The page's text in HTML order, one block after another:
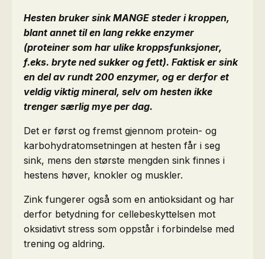
Hesten bruker sink MANGE steder i kroppen,
blant annet til en lang rekke enzymer
(proteiner som har ulike kroppsfunksjoner,
f.eks. bryte ned sukker og fett). Faktisk er sink
en del av rundt 200 enzymer, og er derfor et
veldig viktig mineral, selv om hesten ikke
trenger særlig mye per dag.
Det er først og fremst gjennom protein- og
karbohydratomsetningen at hesten får i seg
sink, mens den største mengden sink finnes i
hestens høver, knokler og muskler.
Zink fungerer også som en antioksidant og har
derfor betydning for cellebeskyttelsen mot
oksidativt stress som oppstår i forbindelse med
trening og aldring.